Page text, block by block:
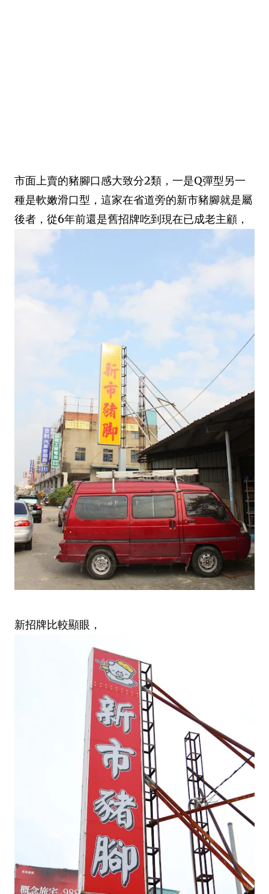
市面上賣的豬腳口感大致分2類，一是Q彈型另一
種是軟嫩滑口型，這家在省道旁的新市豬腳就是屬
後者，從6年前還是舊招牌吃到現在已成老主顧，
新招牌比較顯眼，